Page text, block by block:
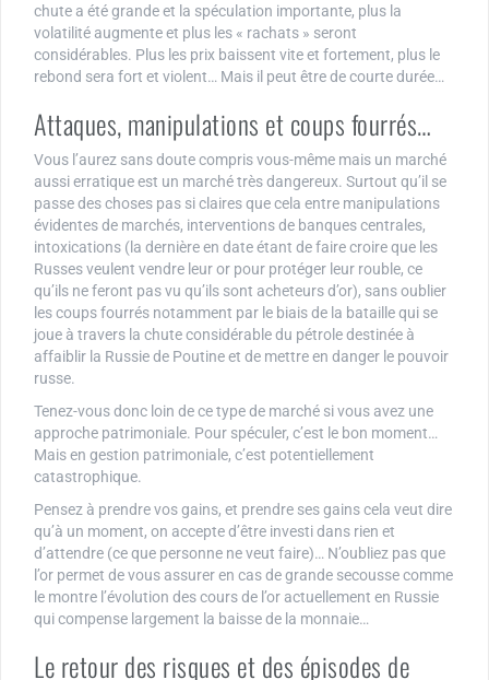
chute a été grande et la spéculation importante, plus la
volatilité augmente et plus les « rachats » seront
considérables. Plus les prix baissent vite et fortement, plus le
rebond sera fort et violent… Mais il peut être de courte durée…
Attaques, manipulations et coups fourrés…
Vous l’aurez sans doute compris vous-même mais un marché
aussi erratique est un marché très dangereux. Surtout qu’il se
passe des choses pas si claires que cela entre manipulations
évidentes de marchés, interventions de banques centrales,
intoxications (la dernière en date étant de faire croire que les
Russes veulent vendre leur or pour protéger leur rouble, ce
qu’ils ne feront pas vu qu’ils sont acheteurs d’or), sans oublier
les coups fourrés notamment par le biais de la bataille qui se
joue à travers la chute considérable du pétrole destinée à
affaiblir la Russie de Poutine et de mettre en danger le pouvoir
russe.
Tenez-vous donc loin de ce type de marché si vous avez une
approche patrimoniale. Pour spéculer, c’est le bon moment…
Mais en gestion patrimoniale, c’est potentiellement
catastrophique.
Pensez à prendre vos gains, et prendre ses gains cela veut dire
qu’à un moment, on accepte d’être investi dans rien et
d’attendre (ce que personne ne veut faire)… N’oubliez pas que
l’or permet de vous assurer en cas de grande secousse comme
le montre l’évolution des cours de l’or actuellement en Russie
qui compense largement la baisse de la monnaie…
Le retour des risques et des épisodes de